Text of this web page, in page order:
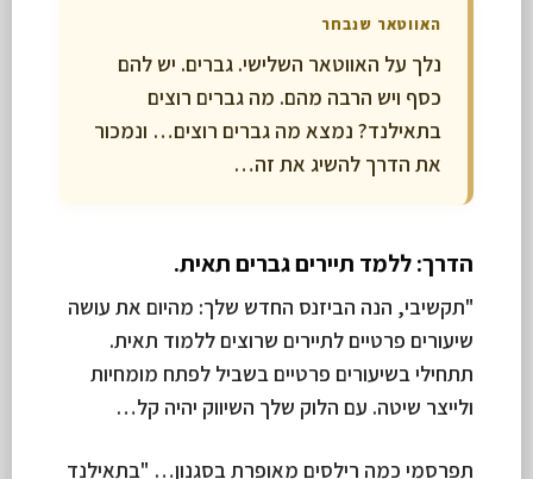
האווטאר שנבחר
נלך על האווטאר השלישי. גברים. יש להם
כסף ויש הרבה מהם. מה גברים רוצים
בתאילנד? נמצא מה גברים רוצים… ונמכור
את הדרך להשיג את זה…
הדרך: ללמד תיירים גברים תאית.
"תקשיבי, הנה הביזנס החדש שלך: מהיום את עושה
שיעורים פרטיים לתיירים שרוצים ללמוד תאית.
תתחילי בשיעורים פרטיים בשביל לפתח מומחיות
ולייצר שיטה. עם הלוק שלך השיווק יהיה קל…
תפרסמי כמה רילסים מאופרת בסגנון… "בתאילנד